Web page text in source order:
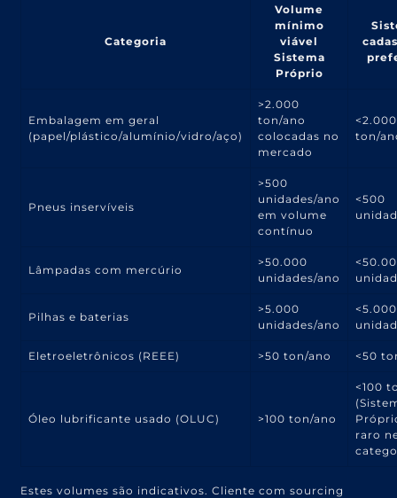
Categoria
Volume
mínimo
viável
Sistema
Próprio
Embalagem em geral
(papel/plástico/alumínio/vidro/aço)
>2.000
ton/ano
colocadas no
mercado
<2.000
ton/
Pneus inservíveis
>500
unidades/ano
em volume
contínuo
<500
Lâmpadas com mercúrio
>50.000
unidades/ano
Pilhas e baterias
>5.000
unidades/ano
<5.000
Eletroeletrônicos (REEE) >50 ton/ano <50
Óleo lubrificante usado (OLUC) >100 ton/ano
<100
raro
Estes volumes são indicativos. Cliente com sourcing